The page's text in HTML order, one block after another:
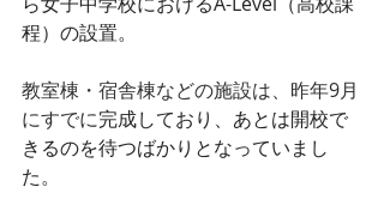
程）の設置。
教室棟・宿舎棟などの施設は、昨年9月
にすでに完成しており、あとは開校で
きるのを待つばかりとなっていまし
た。